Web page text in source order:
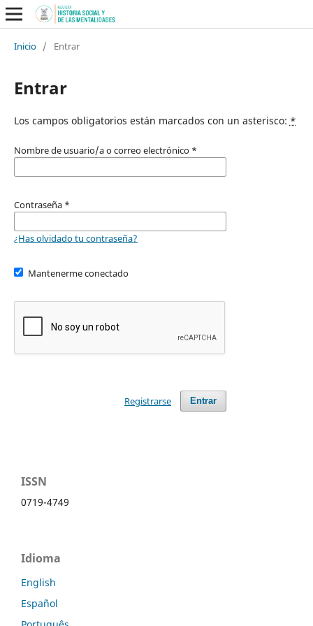
Inicio / Entrar
Entrar
Los campos obligatorios están marcados con un asterisco: *
Nombre de usuario/a o correo electrónico *
Contraseña *
¿Has olvidado tu contraseña?
Mantenerme conectado
Entrar
Registrarse
ISSN
0719-4749
Idioma
English
Español